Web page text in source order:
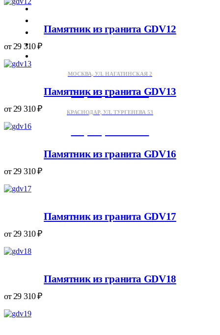
Отзывы
Статьи
МОСКВА, УЛ. НАГАТИНСКАЯ 2
+7 (953) 086-36-11
КРАСНОДАР, УЛ. ТУРГЕНЕВА 53
Telegram Max WhatsApp
Памятник из гранита GDV12
от29 310₽
Памятник из гранита GDV13
от29 310₽
Памятник из гранита GDV16
от29 310₽
Памятник из гранита GDV17
от29 310₽
Памятник из гранита GDV18
от29 310₽